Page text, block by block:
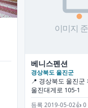
베니스펜션
경상북도 울진군
📍 경상북도 울진군
울진대게로 105-1
등록 2019-05-02👍 0